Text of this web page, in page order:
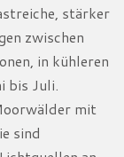
stärker
zwischen
in kühleren
bis Juli.
mit
sind